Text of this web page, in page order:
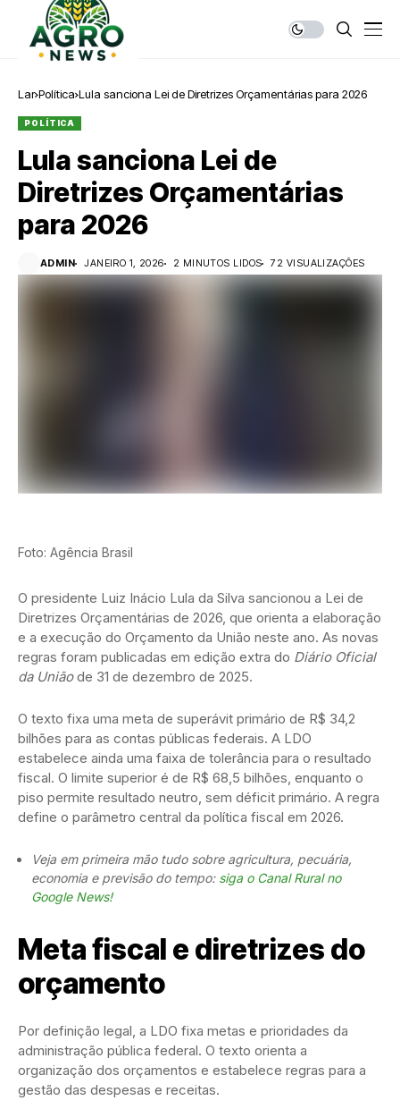
Lar Política Lula sanciona Lei de Diretrizes Orçamentárias para 2026
POLÍTICA
Lula sanciona Lei de
Diretrizes Orçamentárias
para 2026
ADMIN JANEIRO 1, 2026 2 MINUTOS LIDOS 72 VISUALIZAÇÕES
Foto: Agência Brasil
O presidente Luiz Inácio Lula da Silva sancionou a Lei de
Diretrizes Orçamentárias de 2026, que orienta a elaboração
e a execução do Orçamento da União neste ano. As novas
regras foram publicadas em edição extra do Diário Oficial
da Uniãode 31 de dezembro de 2025.
O texto fixa uma meta de superávit primário de R$ 34,2
bilhões para as contas públicas federais. A LDO
estabelece ainda uma faixa de tolerância para o resultado
fiscal. O limite superior é de R$ 68,5 bilhões, enquanto o
piso permite resultado neutro, sem déficit primário. A regra
define o parâmetro central da política fiscal em 2026.
Veja em primeira mão tudo sobre agricultura, pecuária,
economia e previsão do tempo: siga o Canal Rural no
Google News!
Meta fiscal e diretrizes do
orçamento
Por definição legal, a LDO fixa metas e prioridades da
administração pública federal. O texto orienta a
organização dos orçamentos e estabelece regras para a
gestão das despesas e receitas.